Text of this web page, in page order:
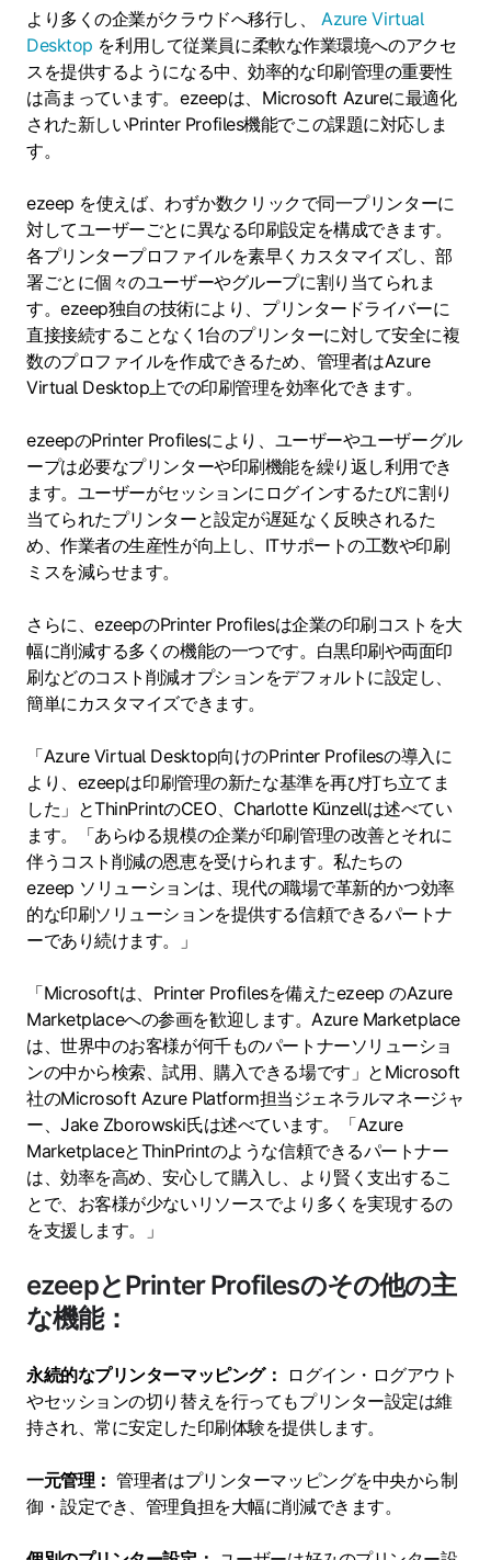
より多くの企業がクラウドへ移行し、Azure Virtual
Desktop を利用して従業員に柔軟な作業環境へのアクセ
スを提供するようになる中、効率的な印刷管理の重要性
は高まっています。ezeepは、Microsoft Azureに最適化
された新しいPrinter Profiles機能でこの課題に対応しま
す。
ezeep を使えば、わずか数クリックで同一プリンターに
対してユーザーごとに異なる印刷設定を構成できます。
各プリンタープロファイルを素早くカスタマイズし、部
署ごとに個々のユーザーやグループに割り当てられま
す。ezeep独自の技術により、プリンタードライバーに
直接接続することなく1台のプリンターに対して安全に複
数のプロファイルを作成できるため、管理者はAzure
Virtual Desktop上での印刷管理を効率化できます。
ezeepのPrinter Profilesにより、ユーザーやユーザーグル
ープは必要なプリンターや印刷機能を繰り返し利用でき
ます。ユーザーがセッションにログインするたびに割り
当てられたプリンターと設定が遅延なく反映されるた
め、作業者の生産性が向上し、ITサポートの工数や印刷
ミスを減らせます。
さらに、ezeepのPrinter Profilesは企業の印刷コストを大
幅に削減する多くの機能の一つです。白黒印刷や両面印
刷などのコスト削減オプションをデフォルトに設定し、
簡単にカスタマイズできます。
「Azure Virtual Desktop向けのPrinter Profilesの導入に
より、ezeepは印刷管理の新たな基準を再び打ち立てま
した」とThinPrintのCEO、Charlotte Künzellは述べてい
ます。「あらゆる規模の企業が印刷管理の改善とそれに
伴うコスト削減の恩恵を受けられます。私たちの
ezeep ソリューションは、現代の職場で革新的かつ効率
的な印刷ソリューションを提供する信頼できるパートナ
ーであり続けます。」
「Microsoftは、Printer Profilesを備えたezeep のAzure
Marketplaceへの参画を歓迎します。Azure Marketplace
は、世界中のお客様が何千ものパートナーソリューショ
ンの中から検索、試用、購入できる場です」とMicrosoft
社のMicrosoft Azure Platform担当ジェネラルマネージャ
ー、Jake Zborowski氏は述べています。「Azure
MarketplaceとThinPrintのような信頼できるパートナー
は、効率を高め、安心して購入し、より賢く支出するこ
とで、お客様が少ないリソースでより多くを実現するの
を支援します。」
ezeepとPrinter Profilesのその他の主
な機能：
永続的なプリンターマッピング：
ログイン・ログアウト
やセッションの切り替えを行ってもプリンター設定は維
持され、常に安定した印刷体験を提供します。
一元管理： 管理者はプリンターマッピングを中央から制
御・設定でき、管理負担を大幅に削減できます。